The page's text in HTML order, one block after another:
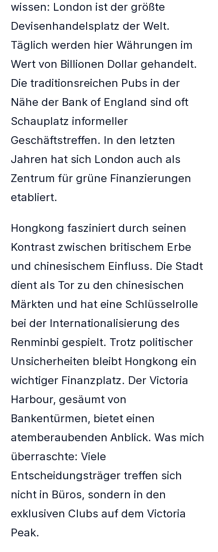
wissen: London ist der größte
Devisenhandelsplatz der Welt.
Täglich werden hier Währungen im
Wert von Billionen Dollar gehandelt.
Die traditionsreichen Pubs in der
Nähe der Bank of England sind oft
Schauplatz informeller
Geschäftstreffen. In den letzten
Jahren hat sich London auch als
Zentrum für grüne Finanzierungen
etabliert.
Hongkong fasziniert durch seinen
Kontrast zwischen britischem Erbe
und chinesischem Einfluss. Die Stadt
dient als Tor zu den chinesischen
Märkten und hat eine Schlüsselrolle
bei der Internationalisierung des
Renminbi gespielt. Trotz politischer
Unsicherheiten bleibt Hongkong ein
wichtiger Finanzplatz. Der Victoria
Harbour, gesäumt von
Bankentürmen, bietet einen
atemberaubenden Anblick. Was mich
überraschte: Viele
Entscheidungsträger treffen sich
nicht in Büros, sondern in den
exklusiven Clubs auf dem Victoria
Peak.